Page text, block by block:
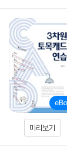
미리보기